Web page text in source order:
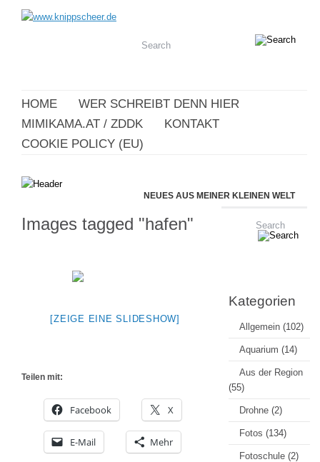
HOME
WER SCHREIBT DENN HIER
MIMIKAMA.AT / ZDDK
KONTAKT
COOKIE POLICY (EU)
NEUES AUS MEINER KLEINEN WELT
Images tagged "hafen"
[ZEIGE EINE SLIDESHOW]
Teilen mit:
Facebook X
E-Mail Mehr
Kategorien
Allgemein (102)
Aquarium (14)
Aus der Region
(55)
Drohne (2)
Fotos (134)
Fotoschule (2)